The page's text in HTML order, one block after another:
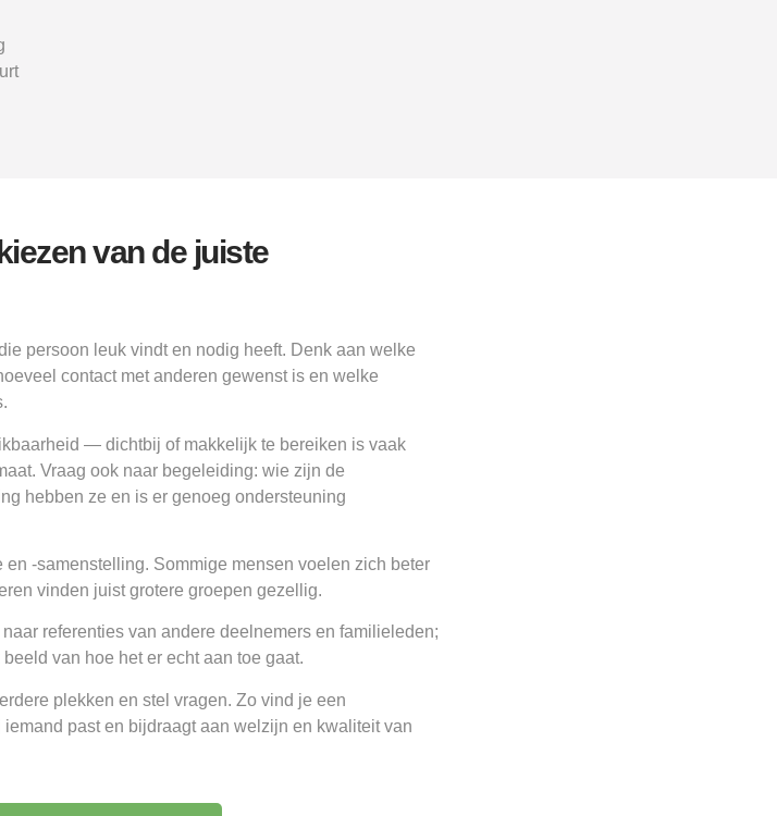
van de juiste
persoon leuk vindt en nodig heeft. Denk aan welke
contact met anderen gewenst is en welke
— dichtbij of makkelijk te bereiken is vaak
Vraag ook naar begeleiding: wie zijn de
hebben ze en is er genoeg ondersteuning
en -samenstelling. Sommige mensen voelen zich beter
vinden juist grotere groepen gezellig.
referenties van andere deelnemers en familieleden;
van hoe het er echt aan toe gaat.
plekken en stel vragen. Zo vind je een
past en bijdraagt aan welzijn en kwaliteit van